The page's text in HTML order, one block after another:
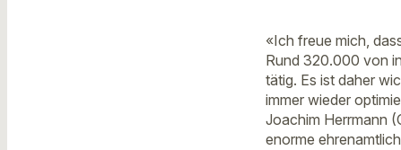
«Ich freue mich,
Rund 320.000 von
tätig. Es ist daher
immer wieder
Joachim Herrmann
enorme